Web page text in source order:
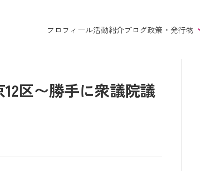
プロフィール活動紹介ブログ政策・発行物
区〜勝手に衆議院議